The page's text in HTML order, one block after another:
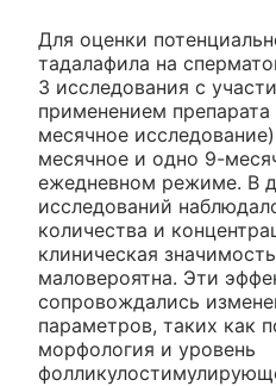
Для оценки
тадалафила на
3 исследования с
применением
месячное
месячное и одно 9-
ежедневном режиме. В
исследований
количества и
клиническая
маловероятна. Эти
сопровождались
параметров, таких как
морфология и уровень